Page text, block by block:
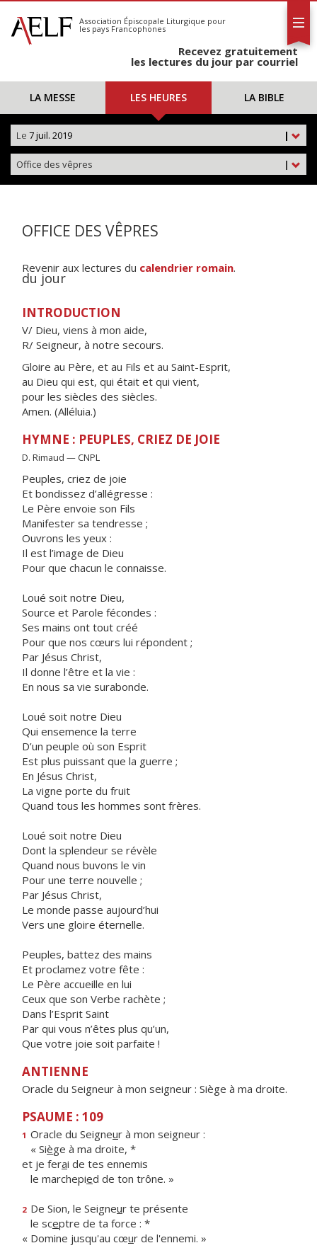
S'abonner
Calendrier
Association Épiscopale Liturgique pour
les pays Francophones
Recevez gratuitement
les lectures du jour par courriel
LA MESSE LES HEURES LA BIBLE
|
Le 7 juil. 2019
|
Office des vêpres
OFFICE DES VÊPRES
Revenir aux lectures du calendrier romain.
du jour
INTRODUCTION
V/ Dieu, viens à mon aide,
R/ Seigneur, à notre secours.
Gloire au Père, et au Fils et au Saint-Esprit,
au Dieu qui est, qui était et qui vient,
pour les siècles des siècles.
Amen. (Alléluia.)
HYMNE : PEUPLES, CRIEZ DE JOIE
D. Rimaud — CNPL
Peuples, criez de joie
Et bondissez d’allégresse :
Le Père envoie son Fils
Manifester sa tendresse ;
Ouvrons les yeux :
Il est l’image de Dieu
Pour que chacun le connaisse.
Loué soit notre Dieu,
Source et Parole fécondes :
Ses mains ont tout créé
Pour que nos cœurs lui répondent ;
Par Jésus Christ,
Il donne l’être et la vie :
En nous sa vie surabonde.
Loué soit notre Dieu
Qui ensemence la terre
D’un peuple où son Esprit
Est plus puissant que la guerre ;
En Jésus Christ,
La vigne porte du fruit
Quand tous les hommes sont frères.
Loué soit notre Dieu
Dont la splendeur se révèle
Quand nous buvons le vin
Pour une terre nouvelle ;
Par Jésus Christ,
Le monde passe aujourd’hui
Vers une gloire éternelle.
Peuples, battez des mains
Et proclamez votre fête :
Le Père accueille en lui
Ceux que son Verbe rachète ;
Dans l’Esprit Saint
Par qui vous n’êtes plus qu’un,
Que votre joie soit parfaite !
ANTIENNE
Oracle du Seigneur à mon seigneur : Siège à ma droite.
PSAUME : 109
1 Oracle du Seigneur à mon seigneur :
« Siège à ma droite, *
et je ferai de tes ennemis
le marchepied de ton trône. »
2 De Sion, le Seigneur te présente
le sceptre de ta force : *
« Domine jusqu'au cœur de l'ennemi. »